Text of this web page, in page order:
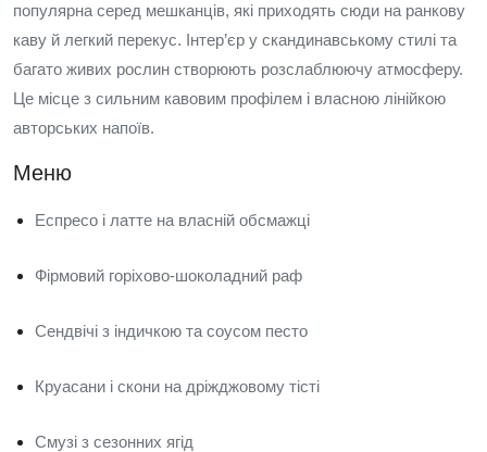
популярна серед мешканців, які приходять сюди на ранкову
каву й легкий перекус. Інтер’єр у скандинавському стилі та
багато живих рослин створюють розслаблюючу атмосферу.
Це місце з сильним кавовим профілем і власною лінійкою
авторських напоїв.
Меню
Еспресо і латте на власній обсмажці
Фірмовий горіхово-шоколадний раф
Сендвічі з індичкою та соусом песто
Круасани і скони на дріжджовому тісті
Смузі з сезонних ягід